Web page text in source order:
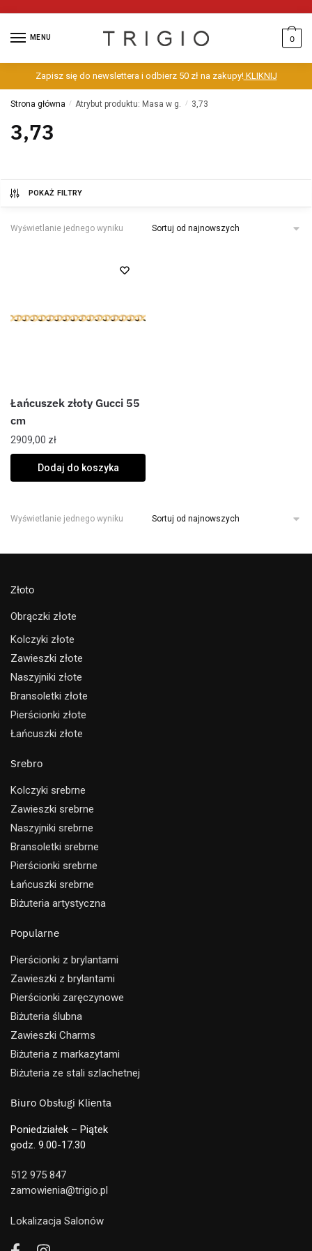
MENU 0
Zapisz się do newslettera i odbierz 50 zł na zakupy!KLIKNIJ
Strona główna / Atrybut produktu: Masa w g. / 3,73
3,73
POKAŻ FILTRY
Wyświetlanie jednego wyniku
Łańcuszek złoty Gucci 55
cm
2909,00 zł
Dodaj do koszyka
Wyświetlanie jednego wyniku
Złoto
Obrączki złote
Kolczyki złote
Zawieszki złote
Naszyjniki złote
Bransoletki złote
Pierścionki złote
Łańcuszki złote
Srebro
Kolczyki srebrne
Zawieszki srebrne
Naszyjniki srebrne
Bransoletki srebrne
Pierścionki srebrne
Łańcuszki srebrne
Biżuteria artystyczna
Popularne
Pierścionki z brylantami
Zawieszki z brylantami
Pierścionki zaręczynowe
Biżuteria ślubna
Zawieszki Charms
Biżuteria z markazytami
Biżuteria ze stali szlachetnej
Biuro Obsługi Klienta
Poniedziałek – Piątek
godz. 9.00-17.30
512 975 847
zamowienia@trigio.pl
Lokalizacja Salonów